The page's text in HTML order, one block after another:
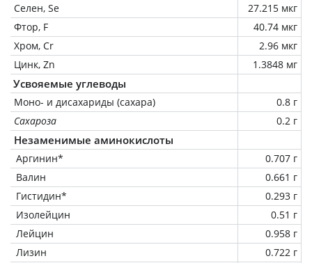
Селен, Se
27.215 мкг
Фтор, F
40.74 мкг
Хром, Cr
2.96 мкг
Цинк, Zn
1.3848 мг
Усвояемые углеводы
Моно- и дисахариды (сахара)
0.8 г
Сахароза
0.2 г
Незаменимые аминокислоты
Аргинин*
0.707 г
Валин
0.661 г
Гистидин*
0.293 г
Изолейцин
0.51 г
Лейцин
0.958 г
Лизин
0.722 г